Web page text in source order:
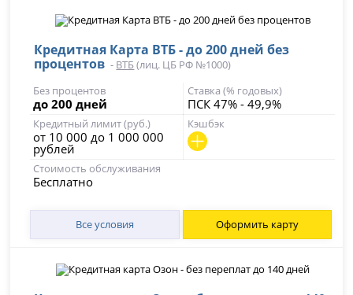
Кредитная Карта ВТБ - до 200 дней без
процентов - ВТБ(лиц. ЦБ РФ №1000)
Без процентов
до 200 дней
Ставка (% годовых)
ПСК 47% - 49,9%
Кредитный лимит (руб.)
от 10 000 до 1 000 000
рублей
Кэшбэк
Стоимость обслуживания
Бесплатно
Все условия Оформить карту